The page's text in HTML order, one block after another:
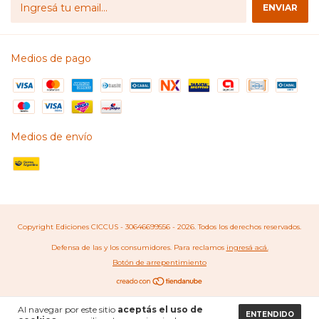
Al navegar por este sitio aceptás el uso de
ENTENDIDO
Medios de pago
Medios de envío
Copyright Ediciones CICCUS - 30646699556 - 2026. Todos los derechos reservados.
Defensa de las y los consumidores. Para reclamos ingresá acá.
Botón de arrepentimiento